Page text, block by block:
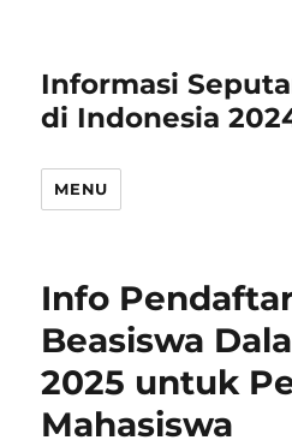
Informasi
di Indonesia
MENU
Info
Beasiswa
2025 untuk
Mahasiswa